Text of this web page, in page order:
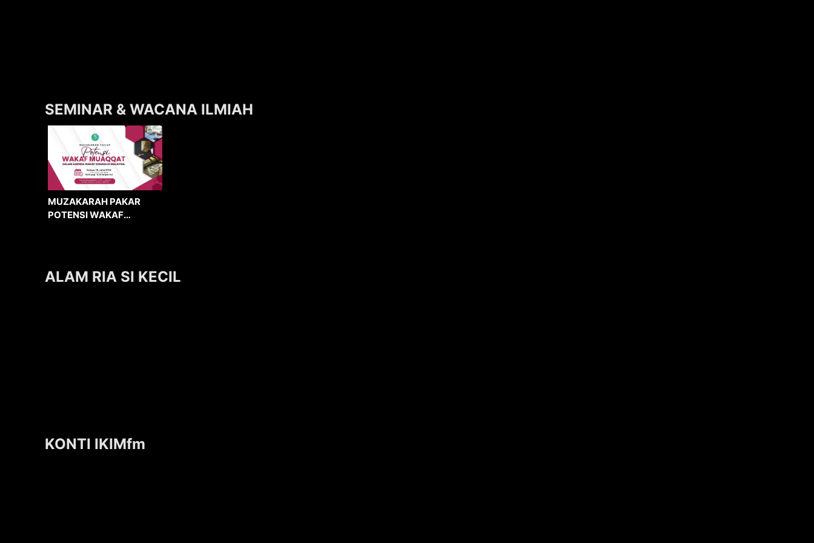
SEMINAR & WACANA ILMIAH
MUZAKARAH PAKAR
POTENSI WAKAF
ALAM RIA SI KECIL
KONTI IKIMfm